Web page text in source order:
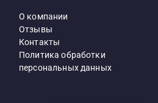
О компании
Отзывы
Контакты
Политика обработки
персональных данных